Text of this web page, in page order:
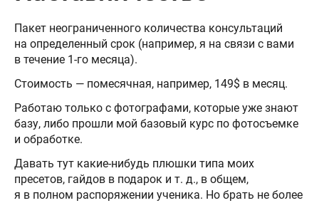
Пакет неограниченного количества консультаций
на определенный срок (например, я на связи с вами
в течение 1-го месяца).
Стоимость — помесячная, например, 149$ в месяц.
Работаю только с фотографами, которые уже знают
базу, либо прошли мой базовый курс по фотосъемке
и обработке.
Давать тут какие-нибудь плюшки типа моих
пресетов, гайдов в подарок и т. д., в общем,
я в полном распоряжении ученика. Но брать не более